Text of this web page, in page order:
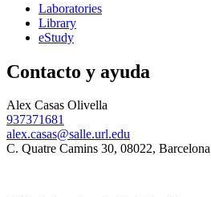
Laboratories
Library
eStudy
Contacto y ayuda
Alex Casas Olivella
937371681
alex.casas@salle.url.edu
C. Quatre Camins 30, 08022, Barcelona